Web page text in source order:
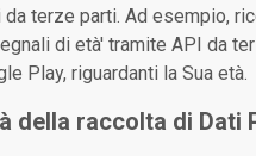
terze parti. Ad esempio,
di età' tramite API da
Play, riguardanti la Sua età.
della raccolta di Dati